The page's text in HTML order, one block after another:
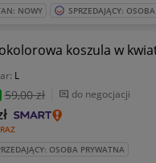
NOWY SPRZEDAJĄCY:
koszula w
L
59,00 zł do negocjacji
OSOBA PRYWATNA